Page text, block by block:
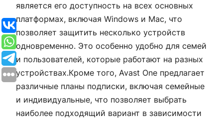
является его доступность на всех основных
платформах, включая Windows и Mac, что
позволяет защитить несколько устройств
одновременно. Это особенно удобно для семей
и пользователей, которые работают на разных
устройствах.Кроме того, Avast One предлагает
различные планы подписки, включая семейные
и индивидуальные, что позволяет выбрать
наиболее подходящий вариант в зависимости